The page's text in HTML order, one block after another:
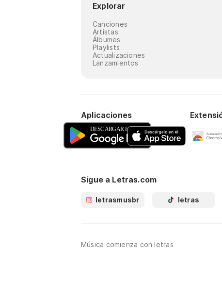
Explorar
Canciones
Artistas
Álbumes
Playlists
Actualizaciones
Lanzamientos
Aplicaciones
Sigue a Letras.com
letrasmusbr letras
Música comienza con letras